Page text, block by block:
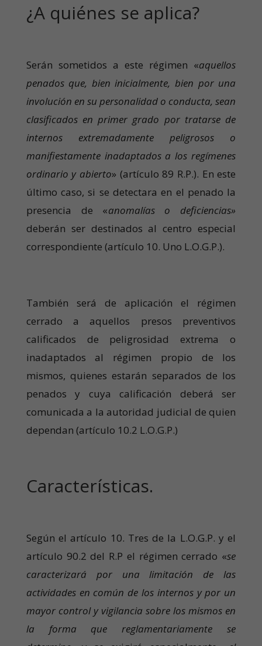
¿A quiénes se aplica?
Serán sometidos a este régimen «aquellos
penados que, bien inicialmente, bien por una
involución en su personalidad o conducta, sean
clasificados en primer grado por tratarse de
internos extremadamente peligrosos o
manifiestamente inadaptados a los regímenes
ordinario y abierto» (artículo 89 R.P.). En este
último caso, si se detectara en el penado la
presencia de «anomalías o deficiencias»
deberán ser destinados al centro especial
correspondiente (artículo 10. Uno L.O.G.P.).
También será de aplicación el régimen
cerrado a aquellos presos preventivos
calificados de peligrosidad extrema o
inadaptados al régimen propio de los
mismos, quienes estarán separados de los
penados y cuya calificación deberá ser
comunicada a la autoridad judicial de quien
dependan (artículo 10.2 L.O.G.P.)
Características.
Según el artículo 10. Tres de la L.O.G.P. y el
artículo 90.2 del R.P el régimen cerrado «se
caracterizará por una limitación de las
actividades en común de los internos y por un
mayor control y vigilancia sobre los mismos en
la forma que reglamentariamente se